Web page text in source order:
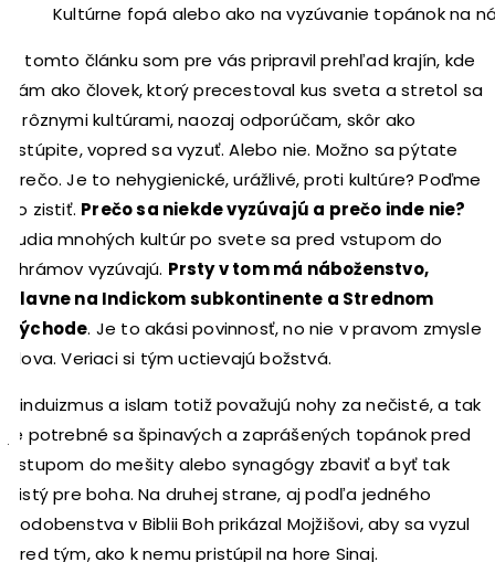
Kultúrne fopá alebo ako na vyzúvanie topánok na
V tomto článku som pre vás pripravil prehľad krajín, kde
vám ako človek, ktorý precestoval kus sveta a stretol sa
s rôznymi kultúrami, naozaj odporúčam, skôr ako
vstúpite, vopred sa vyzuť. Alebo nie. Možno sa pýtate
prečo. Je to nehygienické, urážlivé, proti kultúre? Poďme
to zistiť. Prečo sa niekde vyzúvajú a prečo inde nie?
Ľudia mnohých kultúr po svete sa pred vstupom do
chrámov vyzúvajú. Prsty v tom má náboženstvo,
hlavne na Indickom subkontinente a Strednom
východe. Je to akási povinnosť, no nie v pravom zmysle
slova. Veriaci si tým uctievajú božstvá.
Hinduizmus a islam totiž považujú nohy za nečisté, a tak
je potrebné sa špinavých a zaprášených topánok pred
vstupom do mešity alebo synagógy zbaviť a byť tak
čistý pre boha. Na druhej strane, aj podľa jedného
podobenstva v Biblii Boh prikázal Mojžišovi, aby sa vyzul
pred tým, ako k nemu pristúpil na hore Sinaj.